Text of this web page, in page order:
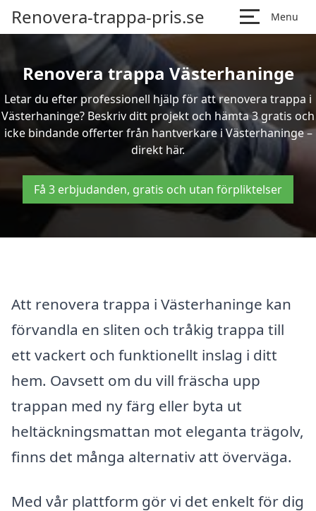
Renovera-trappa-pris.se Menu
Renovera trappa Västerhaninge
Letar du efter professionell hjälp för att renovera trappa i
Västerhaninge? Beskriv ditt projekt och hämta 3 gratis och
icke bindande offerter från hantverkare i Västerhaninge –
direkt här.
Få 3 erbjudanden, gratis och utan förpliktelser
Att renovera trappa i Västerhaninge kan
förvandla en sliten och tråkig trappa till
ett vackert och funktionellt inslag i ditt
hem. Oavsett om du vill fräscha upp
trappan med ny färg eller byta ut
heltäckningsmattan mot eleganta trägolv,
finns det många alternativ att överväga.
Med vår plattform gör vi det enkelt för dig